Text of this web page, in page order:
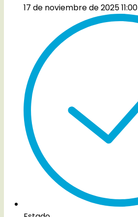
17 de noviembre de 2025 11:00